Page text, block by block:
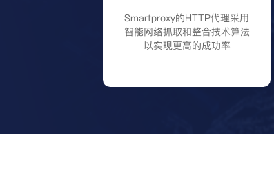
Smartproxy的HTTP代理采用
智能网络抓取和整合技术算法
以实现更高的成功率